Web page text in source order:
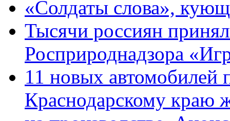
«Солдаты слова»,
Тысячи россиян
Росприроднадзора
11 новых автомобилей
Краснодарскому краю